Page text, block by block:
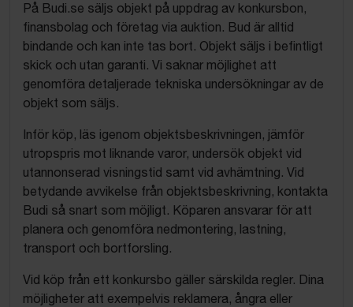
På Budi.se säljs objekt på uppdrag av konkursbon,
finansbolag och företag via auktion. Bud är alltid
bindande och kan inte tas bort. Objekt säljs i befintligt
skick och utan garanti. Vi saknar möjlighet att
genomföra detaljerade tekniska undersökningar av de
objekt som säljs.
Inför köp, läs igenom objektsbeskrivningen, jämför
utropspris mot liknande varor, undersök objekt vid
utannonserad visningstid samt vid avhämtning. Vid
betydande avvikelse från objektsbeskrivning, kontakta
Budi så snart som möjligt. Köparen ansvarar för att
planera och genomföra nedmontering, lastning,
transport och bortforsling.
Vid köp från ett konkursbo gäller särskilda regler. Dina
möjligheter att exempelvis reklamera, ångra eller